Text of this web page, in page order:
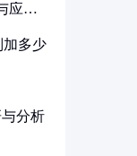
应用
加多少
分析